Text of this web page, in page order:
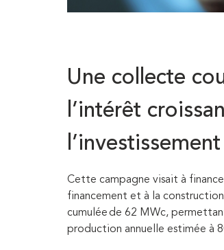
Une collecte
l’intérêt
Cette campagne visait à
financement et à la
cumulée de 62 MWc,
production annuelle estimée à